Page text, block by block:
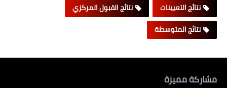
نتائج التعيينات
نتائج القبول المركزي
نتائج المتوسطة
مشاركة مميزة